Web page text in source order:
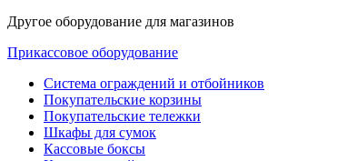
Другое оборудование для магазинов
Прикассовое оборудование
Система ограждений и отбойников
Покупательские корзины
Покупательские тележки
Шкафы для сумок
Кассовые боксы